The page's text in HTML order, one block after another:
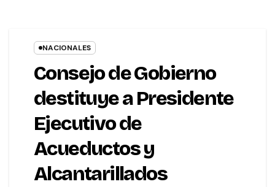
NACIONALES
Consejo de Gobierno
destituye a Presidente
Ejecutivo de
Acueductos y
Alcantarillados